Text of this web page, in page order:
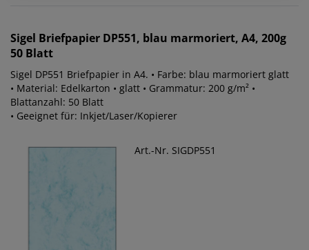
Sigel Briefpapier DP551, blau marmoriert, A4, 200g
50 Blatt
Sigel DP551 Briefpapier in A4. • Farbe: blau marmoriert glatt
• Material: Edelkarton • glatt • Grammatur: 200 g/m² •
Blattanzahl: 50 Blatt
• Geeignet für: Inkjet/Laser/Kopierer
Art.-Nr. SIGDP551